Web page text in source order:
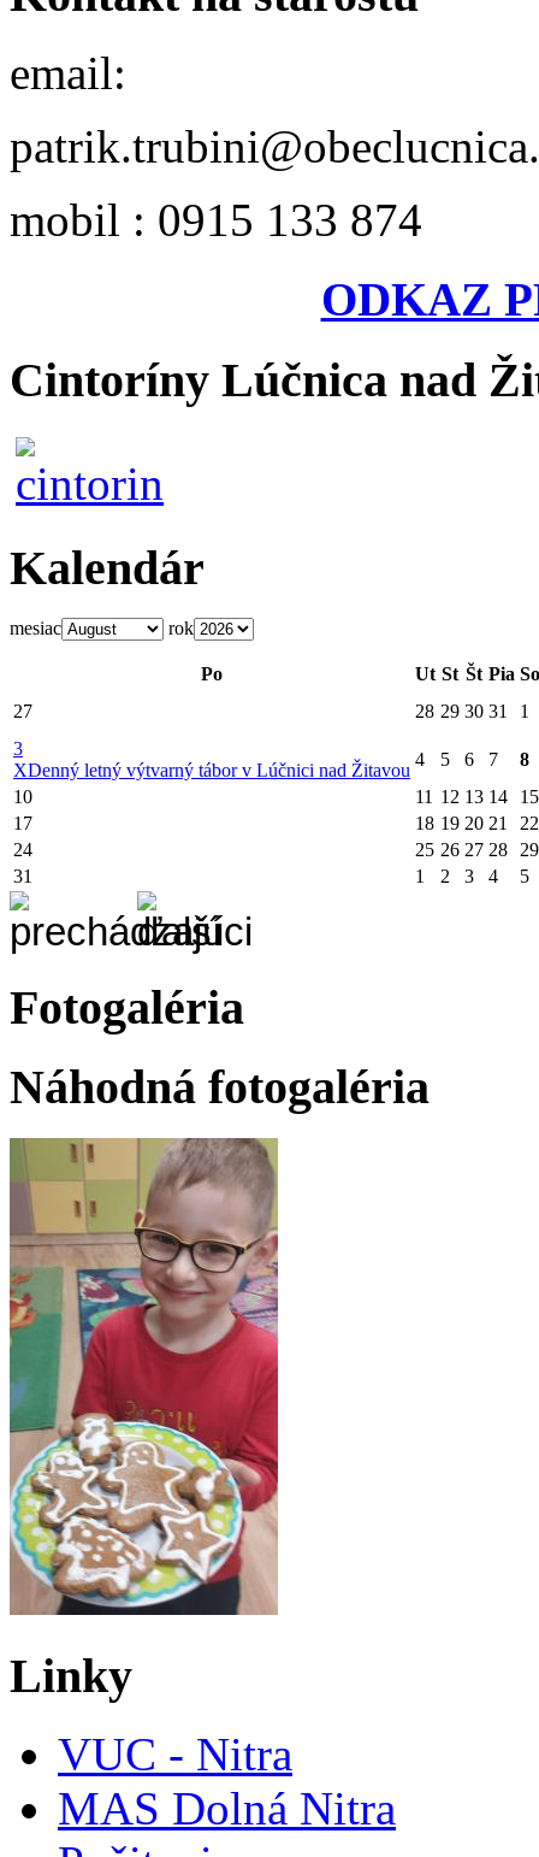
email:
mobil : 0915 133 874
ODKAZ
Cintoríny Lúčnica nad
Kalendár
mesiac rok
Po Ut St Št Pia So
27
28 29 30 31
1
3
XDenný letný výtvarný tábor v Lúčnici nad Žitavou
4 5 6 7
8
10
11 12 13 14
15
17
18 19 20 21
22
24
25 26 27 28
29
31
1 2 3 4 5
Fotogaléria
Náhodná fotogaléria
Linky
VUC - Nitra
MAS Dolná Nitra